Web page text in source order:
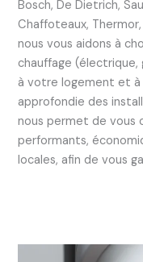
Bosch, De Dietrich,
Chaffoteaux,
nous vous aidons à
chauffage (électrique,
à votre logement et à
approfondie des
nous permet de vous
performants,
locales, afin de vous